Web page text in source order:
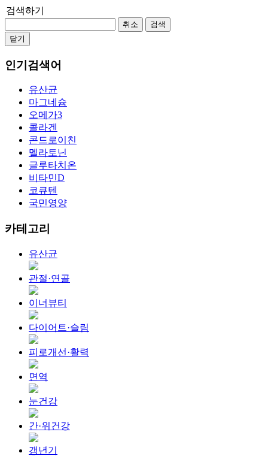
검색하기
취소
검색
닫기
인기검색어
유산균
마그네슘
오메가3
콜라겐
콘드로이친
멜라토닌
글루타치온
비타민D
코큐텐
국민영양
카테고리
유산균
관절·연골
이너뷰티
다이어트·슬림
피로개선·활력
면역
눈건강
간·위건강
갱년기